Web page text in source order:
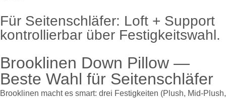
Für Seitenschläfer: Loft + Support
kontrollierbar über Festigkeitswahl.
Brooklinen Down Pillow —
Beste Wahl für Seitenschläfer
Brooklinen macht es smart: drei Festigkeiten (Plush, Mid-Plush,